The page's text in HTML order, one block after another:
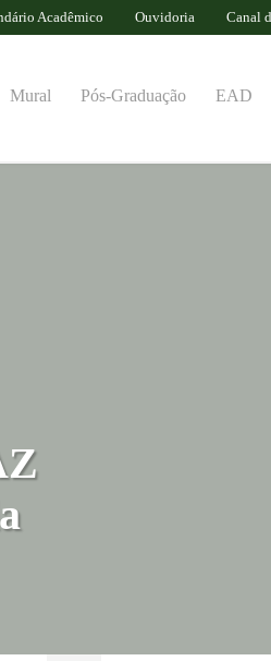
Acadêmico Ouvidoria Canal
Mural Pós-Graduação EAD